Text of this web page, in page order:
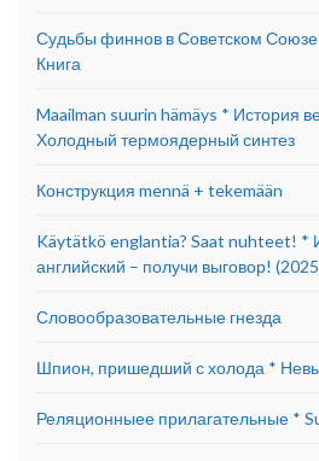
Судьбы финнов в Советском
Книга
Maailman suurin hämäys * История
Холодный термоядерный синтез
Конструкция mennä + tekemään
Käytätkö englantia? Saat nuhteet! *
английский – получи выговор!
Словообразовательные гнезда
Шпион, пришедший с холода *
Реляционныее прилагательные *